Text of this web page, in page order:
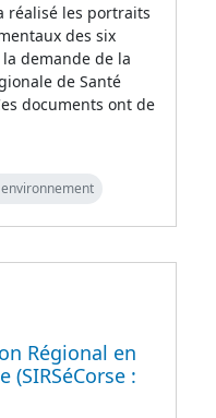
réalisé les portraits
des six
demande de la
de Santé
documents ont de
Régional en
(SIRSéCorse :